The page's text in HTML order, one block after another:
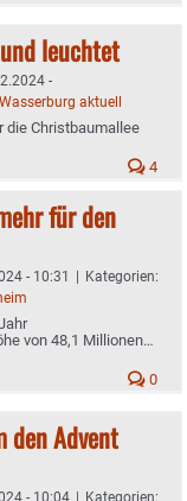
leuchtet
-
Wasserburg aktuell
die Christbaumallee
4
für den
- 10:31 | Kategorien:
von 48,1 Millionen
0
den Advent
- 10:04 | Kategorien: